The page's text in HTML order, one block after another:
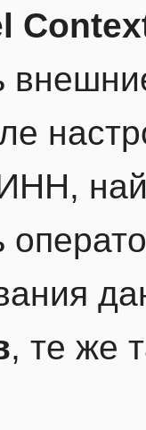
, те же